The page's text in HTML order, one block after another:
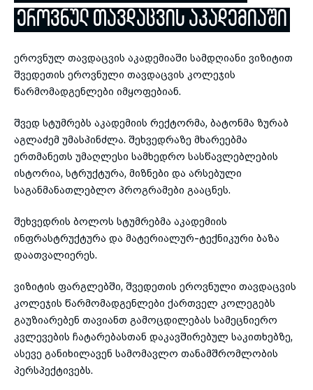
toggle submenu
ᲔᲠᲝᲕᲜᲣᲚ ᲗᲐᲕᲓᲐᲪᲕᲘᲡ ᲐᲙᲐᲓᲔᲛᲘᲐᲨᲘ
ეროვნულ თავდაცვის აკადემიაში სამდღიანი ვიზიტით
შვედეთის ეროვნული თავდაცვის კოლეჯის
წარმომადგენლები იმყოფებიან.
შვედ სტუმრებს აკადემიის რექტორმა, ბატონმა ზურაბ
აგლაძემ უმასპინძლა. შეხვედრაზე მხარეებმა
ერთმანეთს უმაღლესი სამხედრო სასწავლებლების
ისტორია, სტრუქტურა, მიზნები და არსებული
საგანმანათლებლო პროგრამები გააცნეს.
შეხვედრის ბოლოს სტუმრებმა აკადემიის
ინფრასტრუქტურა და მატერიალურ-ტექნიკური ბაზა
დაათვალიერეს.
ვიზიტის ფარგლებში, შვედეთის ეროვნული თავდაცვის
კოლეჯის წარმომადგენლები ქართველ კოლეგებს
გაუზიარებენ თავიანთ გამოცდილებას სამეცნიერო
კვლევების ჩატარებასთან დაკავშირებულ საკითხებზე,
ასევე განიხილავენ სამომავლო თანამშრომლობის
პერსპექტივებს.